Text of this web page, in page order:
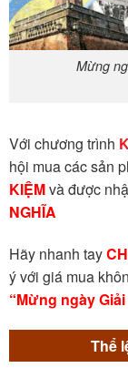
Mừng
Với chương trình
hội mua các sản
KIỆMvà được
NGHĨA
Hãy nhanh tay
ý với giá mua
“Mừng ngày
Thể